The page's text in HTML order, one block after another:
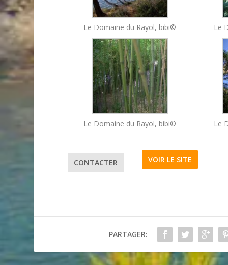
Le Domaine du Rayol, bibi© Le
Le Domaine du Rayol, bibi© Le
CONTACTER VOIR LE SITE
PARTAGER: